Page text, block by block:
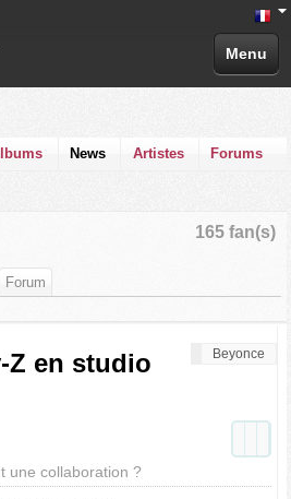
Menu
News Artistes Forums
165 fan(s)
Forum
Beyonce
Z en studio
une collaboration ?